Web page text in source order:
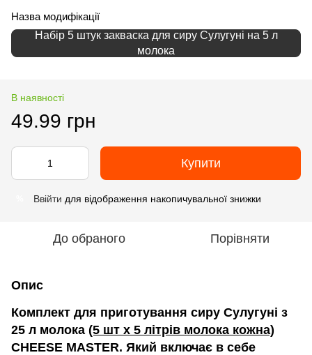
Назва модифікації
Набір 5 штук закваска для сиру Сулугуні на 5 л
молока
В наявності
49.99 грн
Купити
Ввійти для відображення накопичувальної знижки
До обраного Порівняти
Опис
Комплект для приготування сиру Сулугуні з
25 л молока (5 шт х 5 літрів молока кожна)
CHEESE MASTER. Який включає в себе